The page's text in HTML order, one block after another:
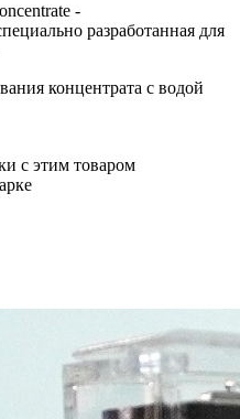
-
разработанная для
концентрата с водой
с этим товаром